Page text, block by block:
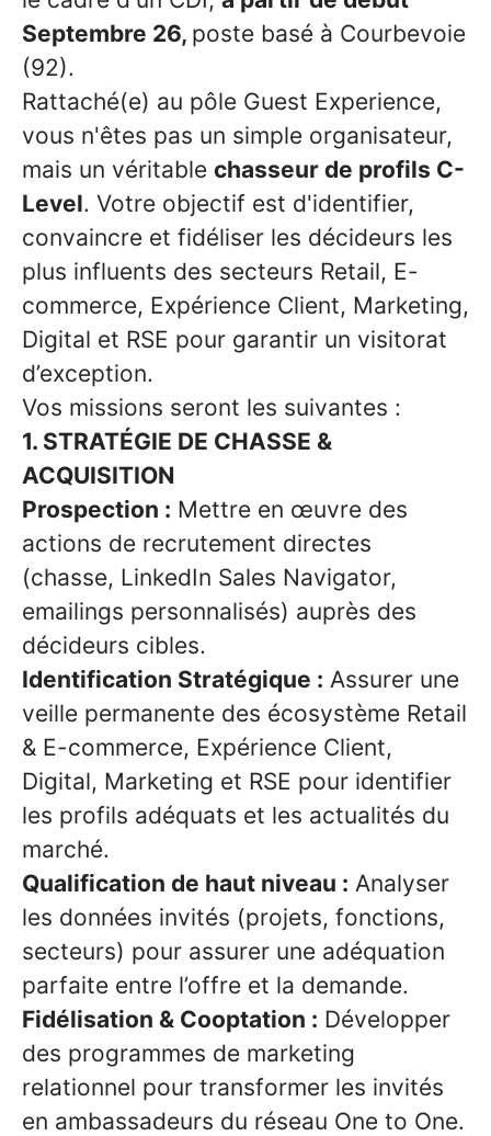
Septembre 26, poste basé à Courbevoie
(92).
Rattaché(e) au pôle Guest Experience,
vous n'êtes pas un simple organisateur,
mais un véritable chasseur de profils C-
Level. Votre objectif est d'identifier,
convaincre et fidéliser les décideurs les
plus influents des secteurs Retail, E-
commerce, Expérience Client, Marketing,
Digital et RSE pour garantir un visitorat
d’exception.
Vos missions seront les suivantes :
1. STRATÉGIE DE CHASSE &
ACQUISITION
Prospection : Mettre en œuvre des
actions de recrutement directes
(chasse, LinkedIn Sales Navigator,
emailings personnalisés) auprès des
décideurs cibles.
Identification Stratégique : Assurer une
veille permanente des écosystème Retail
& E-commerce, Expérience Client,
Digital, Marketing et RSE pour identifier
les profils adéquats et les actualités du
marché.
Qualification de haut niveau : Analyser
les données invités (projets, fonctions,
secteurs) pour assurer une adéquation
parfaite entre l’offre et la demande.
Fidélisation & Cooptation : Développer
des programmes de marketing
relationnel pour transformer les invités
en ambassadeurs du réseau One to One.